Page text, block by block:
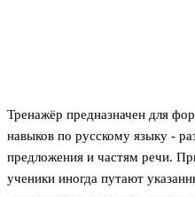
Тренажёр предназначен для
навыков по русскому языку -
предложения и частям речи.
ученики иногда путают